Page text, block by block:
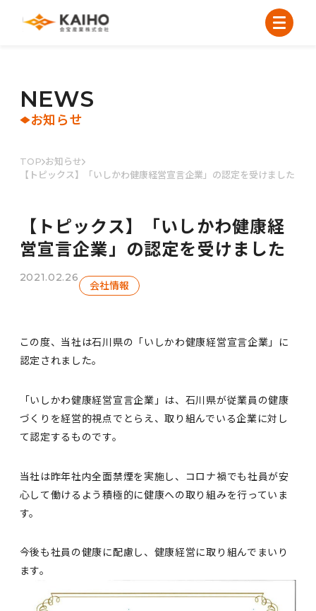
NEWS
お知らせ
TOP お知らせ
【トピックス】「いしかわ健康経営宣言企業」の認定を受けました
【トピックス】「いしかわ健康経
営宣言企業」の認定を受けました
2021.02.26
会社情報
この度、当社は石川県の「いしかわ健康経営宣言企業」に
認定されました。
「いしかわ健康経営宣言企業」は、石川県が従業員の健康
づくりを経営的視点でとらえ、取り組んでいる企業に対し
て認定するものです。
当社は昨年社内全面禁煙を実施し、コロナ禍でも社員が安
心して働けるよう積極的に健康への取り組みを行っていま
す。
今後も社員の健康に配慮し、健康経営に取り組んでまいり
ます。